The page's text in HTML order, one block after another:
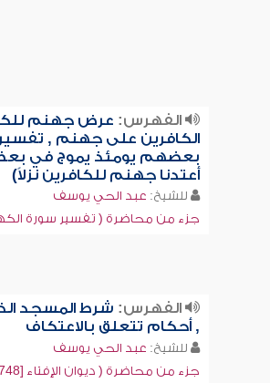
الفهرس: عرض جهنم
الكافرين على جهنم , تفسير
بعضهم يومئذ يموج في بعض
أعتدنا جهنم للكافرين نزلاً)
للشيخ: عبد الحي يوسف
جزء من محاضرة ( تفسير سورة الكهف -
الفهرس: شرط المسجد
, أحكام تتعلق بالاعتكاف
للشيخ: عبد الحي يوسف
جزء من محاضرة ( ديوان الإفتاء [748])